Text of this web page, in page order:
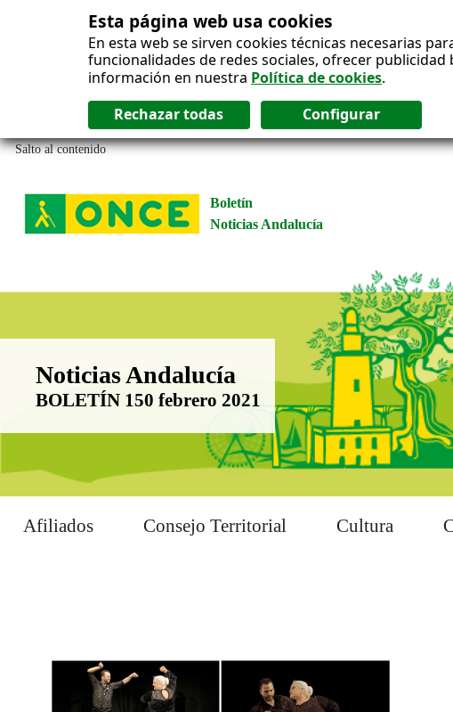
Esta página web usa cookies
En esta web se sirven cookies técnicas necesarias
funcionalidades de redes sociales, ofrecer
información en nuestra Política de cookies.
Salto al contenido
Boletín
Noticias Andalucía
Boletín Noticias Andalucía
Noticias Andalucía
BOLETÍN 150 febrero 2021
Afiliados Consejo Territorial Cultura